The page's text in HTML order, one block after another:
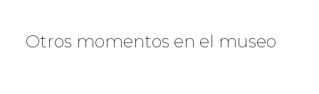
Otros momentos en el museo